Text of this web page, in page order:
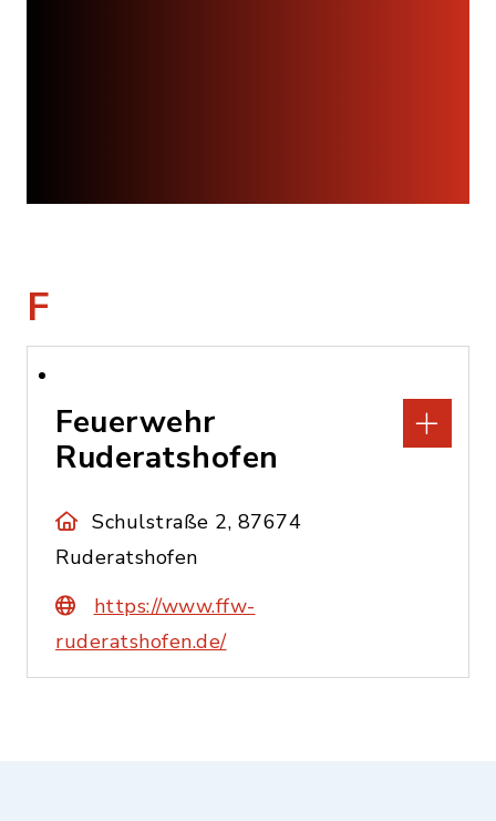
F
Feuerwehr
Ruderatshofen
Schulstraße 2, 87674
Ruderatshofen
https://www.ffw-
ruderatshofen.de/